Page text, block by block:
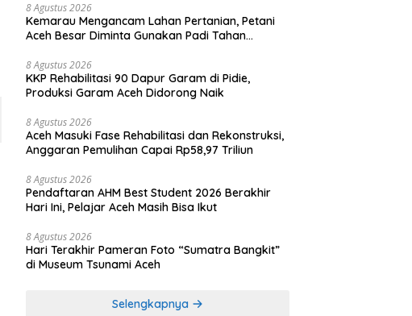
8 Agustus 2026
Kemarau Mengancam Lahan Pertanian, Petani
Aceh Besar Diminta Gunakan Padi Tahan
8 Agustus 2026
KKP Rehabilitasi 90 Dapur Garam di Pidie,
Produksi Garam Aceh Didorong Naik
8 Agustus 2026
Aceh Masuki Fase Rehabilitasi dan Rekonstruksi,
Anggaran Pemulihan Capai Rp58,97 Triliun
8 Agustus 2026
Pendaftaran AHM Best Student 2026 Berakhir
Hari Ini, Pelajar Aceh Masih Bisa Ikut
8 Agustus 2026
Hari Terakhir Pameran Foto “Sumatra Bangkit”
di Museum Tsunami Aceh
Selengkapnya